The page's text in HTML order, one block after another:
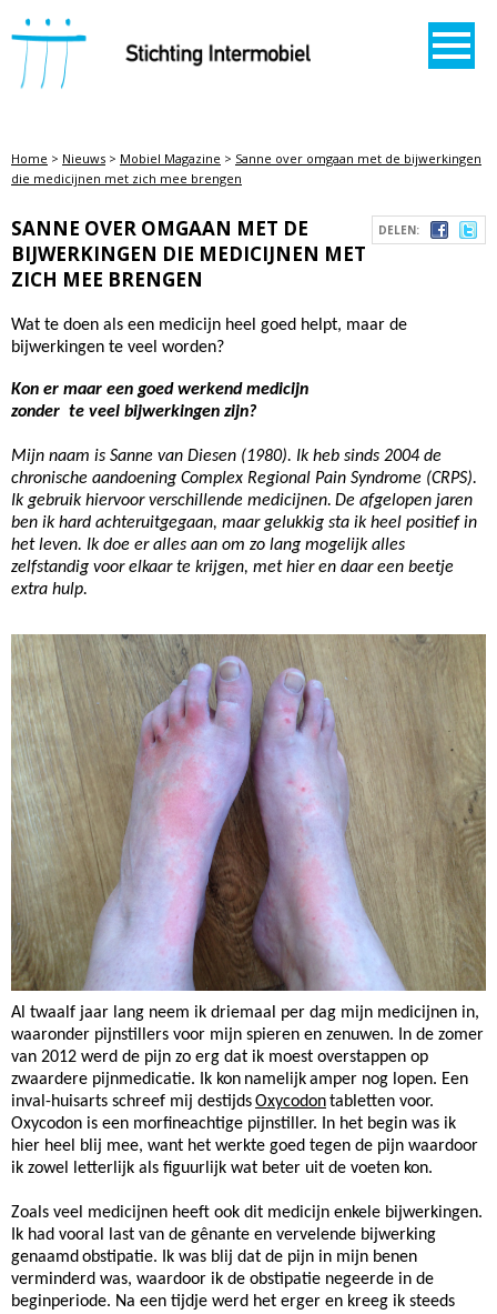
STICHTING INTERMOBIEL
Home > Nieuws > Mobiel Magazine > Sanne over omgaan met de bijwerkingen
die medicijnen met zich mee brengen
DELEN:
SANNE OVER OMGAAN MET DE
BIJWERKINGEN DIE MEDICIJNEN MET
ZICH MEE BRENGEN
Wat te doen als een medicijn heel goed helpt, maar de
bijwerkingen te veel worden?
Kon er maar een goed werkend medicijn
zonder te veel bijwerkingen zijn?
Mijn naam is Sanne van Diesen (1980). Ik heb sinds 2004 de
chronische aandoening Complex Regional Pain Syndrome (CRPS).
Ik gebruik hiervoor verschillende medicijnen. De afgelopen jaren
ben ik hard achteruitgegaan, maar gelukkig sta ik heel positief in
het leven. Ik doe er alles aan om zo lang mogelijk alles
zelfstandig voor elkaar te krijgen, met hier en daar een beetje
extra hulp.
Al twaalf jaar lang neem ik driemaal per dag mijn medicijnen in,
waaronder pijnstillers voor mijn spieren en zenuwen. In de zomer
van 2012 werd de pijn zo erg dat ik moest overstappen op
zwaardere pijnmedicatie. Ik kon namelijkamper nog lopen. Een
inval-huisarts schreef mij destijdsOxycodontabletten voor.
Oxycodon is een morfineachtige pijnstiller. In het begin was ik
hier heel blij mee, want het werkte goed tegen de pijn waardoor
ik zowel letterlijk als figuurlijk wat beter uit de voeten kon.
Zoals veel medicijnen heeft ook dit medicijn enkele bijwerkingen.
Ik had vooral last van de gênante en vervelende bijwerking
genaamd obstipatie. Ik was blij dat de pijn in mijn benen
verminderd was, waardoor ik de obstipatie negeerde in de
beginperiode. Na een tijdje werd het erger en kreeg ik steeds